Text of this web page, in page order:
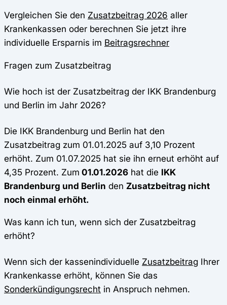
Vergleichen Sie den Zusatzbeitrag 2026 aller
Krankenkassen oder berechnen Sie jetzt ihre
individuelle Ersparnis im Beitragsrechner
Fragen zum Zusatzbeitrag
Wie hoch ist der Zusatzbeitrag der IKK Brandenburg
und Berlin im Jahr 2026?
Die IKK Brandenburg und Berlin hat den
Zusatzbeitrag zum 01.01.2025 auf 3,10 Prozent
erhöht. Zum 01.07.2025 hat sie ihn erneut erhöht auf
4,35 Prozent. Zum 01.01.2026 hat die IKK
Brandenburg und Berlin den Zusatzbeitrag nicht
noch einmal erhöht.
Was kann ich tun, wenn sich der Zusatzbeitrag
erhöht?
Wenn sich der kassenindividuelle Zusatzbeitrag Ihrer
Krankenkasse erhöht, können Sie das
Sonderkündigungsrecht in Anspruch nehmen.